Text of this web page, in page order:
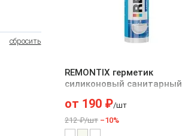
сбросить
REMONTIX герметик
силиконовый санитарный
от 190₽/шт
212 ₽/шт –10%